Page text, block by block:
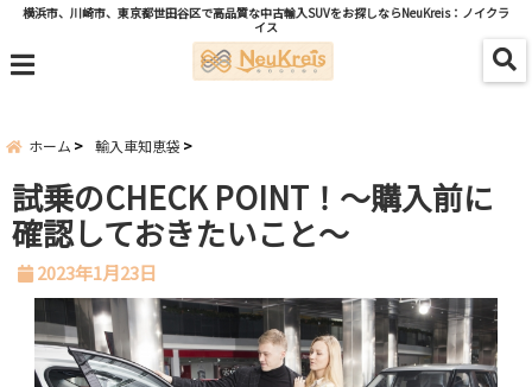
横浜市、川崎市、東京都世田谷区で高品質な中古輸入SUVをお探しならNeuKreis：ノイクラ
イス
menu
ホーム 輸入車知恵袋
試乗のCHECK POINT！～購入前に
確認しておきたいこと～
2023年1月23日